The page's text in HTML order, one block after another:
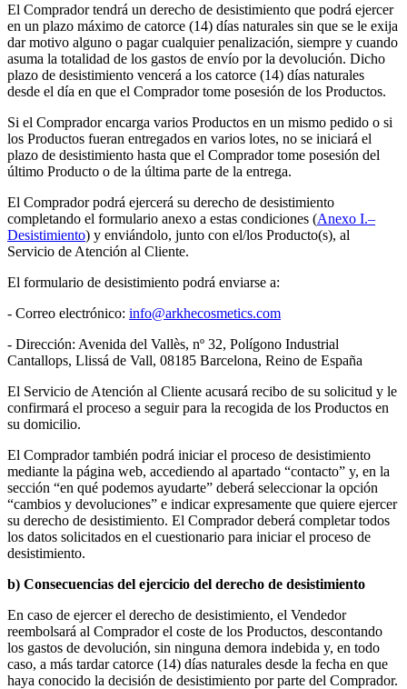
El Comprador tendrá un derecho de desistimiento que podrá ejercer
en un plazo máximo de catorce (14) días naturales sin que se le exija
dar motivo alguno o pagar cualquier penalización, siempre y cuando
asuma la totalidad de los gastos de envío por la devolución. Dicho
plazo de desistimiento vencerá a los catorce (14) días naturales
desde el día en que el Comprador tome posesión de los Productos.
Si el Comprador encarga varios Productos en un mismo pedido o si
los Productos fueran entregados en varios lotes, no se iniciará el
plazo de desistimiento hasta que el Comprador tome posesión del
último Producto o de la última parte de la entrega.
El Comprador podrá ejercerá su derecho de desistimiento
completando el formulario anexo a estas condiciones (Anexo I.–
Desistimiento) y enviándolo, junto con el/los Producto(s), al
Servicio de Atención al Cliente.
El formulario de desistimiento podrá enviarse a:
- Correo electrónico: info@arkhecosmetics.com
- Dirección: Avenida del Vallès, nº 32, Polígono Industrial
Cantallops, Llissá de Vall, 08185 Barcelona, Reino de España
El Servicio de Atención al Cliente acusará recibo de su solicitud y le
confirmará el proceso a seguir para la recogida de los Productos en
su domicilio.
El Comprador también podrá iniciar el proceso de desistimiento
mediante la página web, accediendo al apartado “contacto” y, en la
sección “en qué podemos ayudarte” deberá seleccionar la opción
“cambios y devoluciones” e indicar expresamente que quiere ejercer
su derecho de desistimiento. El Comprador deberá completar todos
los datos solicitados en el cuestionario para iniciar el proceso de
desistimiento.
b) Consecuencias del ejercicio del derecho de desistimiento
En caso de ejercer el derecho de desistimiento, el Vendedor
reembolsará al Comprador el coste de los Productos, descontando
los gastos de devolución, sin ninguna demora indebida y, en todo
caso, a más tardar catorce (14) días naturales desde la fecha en que
haya conocido la decisión de desistimiento por parte del Comprador.